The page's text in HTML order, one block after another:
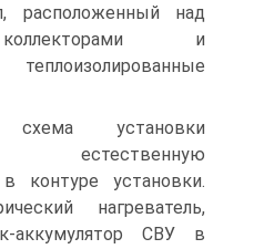
расположенный над
и
схема установки
естественную
контуре установки.
нагреватель,
аккумулятор СВУ в